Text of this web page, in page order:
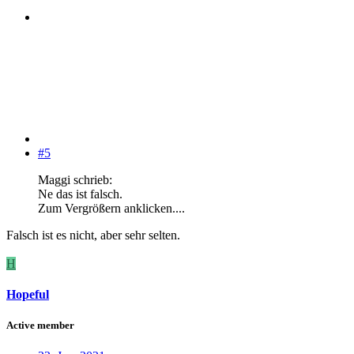
#5
Maggi schrieb:
Ne das ist falsch.
Zum Vergrößern anklicken....
Falsch ist es nicht, aber sehr selten.
H
Hopeful
Active member